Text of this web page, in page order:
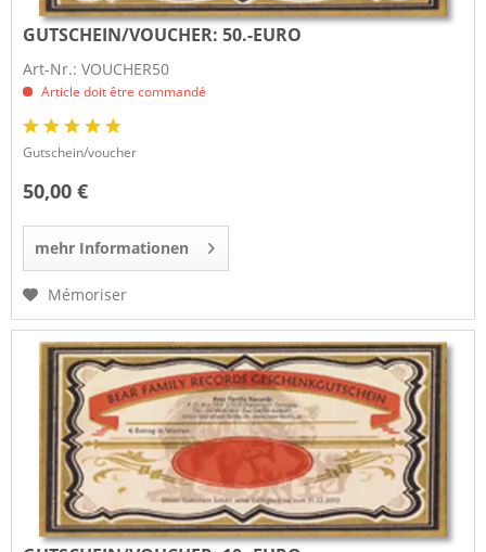
GUTSCHEIN/VOUCHER:50.-EURO
Art-Nr.: VOUCHER50
Article doit être commandé
Gutschein/voucher
50,00 €
mehr Informationen
Mémoriser